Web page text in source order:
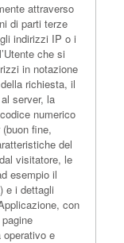
attraverso
di parti terze
indirizzi IP o i
che si
in notazione
richiesta, il
server, la
numerico
fine,
del
visitatore, le
esempio il
e i dettagli
con
e